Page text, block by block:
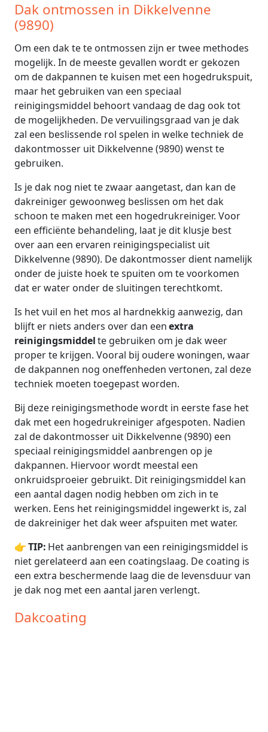
Dak ontmossen in Dikkelvenne
(9890)
Om een dak te te ontmossen zijn er twee methodes
mogelijk. In de meeste gevallen wordt er gekozen
om de dakpannen te kuisen met een hogedrukspuit,
maar het gebruiken van een speciaal
reinigingsmiddel behoort vandaag de dag ook tot
de mogelijkheden. De vervuilingsgraad van je dak
zal een beslissende rol spelen in welke techniek de
dakontmosser uit Dikkelvenne (9890) wenst te
gebruiken.
Is je dak nog niet te zwaar aangetast, dan kan de
dakreiniger gewoonweg beslissen om het dak
schoon te maken met een hogedrukreiniger. Voor
een efficiënte behandeling, laat je dit klusje best
over aan een ervaren reinigingspecialist uit
Dikkelvenne (9890). De dakontmosser dient namelijk
onder de juiste hoek te spuiten om te voorkomen
dat er water onder de sluitingen terechtkomt.
Is het vuil en het mos al hardnekkig aanwezig, dan
blijft er niets anders over dan eenextra
reinigingsmiddelte gebruiken om je dak weer
proper te krijgen. Vooral bij oudere woningen, waar
de dakpannen nog oneffenheden vertonen, zal deze
techniek moeten toegepast worden.
Bij deze reinigingsmethode wordt in eerste fase het
dak met een hogedrukreiniger afgespoten. Nadien
zal de dakontmosser uit Dikkelvenne (9890) een
speciaal reinigingsmiddel aanbrengen op je
dakpannen. Hiervoor wordt meestal een
onkruidsproeier gebruikt. Dit reinigingsmiddel kan
een aantal dagen nodig hebben om zich in te
werken. Eens het reinigingsmiddel ingewerkt is, zal
de dakreiniger het dak weer afspuiten met water.
👉TIP: Het aanbrengen van een reinigingsmiddel is
niet gerelateerd aan een coatingslaag. De coating is
een extra beschermende laag die de levensduur van
je dak nog met een aantal jaren verlengt.
Dakcoating